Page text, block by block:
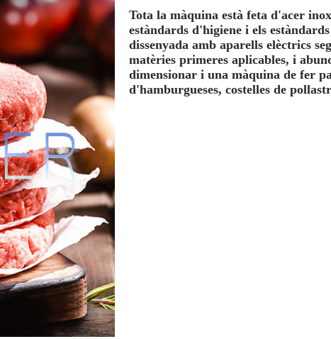
Tota la màquina està feta d'acer
estàndards d'higiene i els
dissenyada amb aparells elèctrics
matèries primeres aplicables, i
dimensionar i una màquina de fer
d'hamburgueses, costelles de